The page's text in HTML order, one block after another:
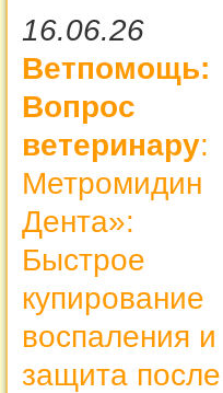
16.06.26
Ветпомощь:
Вопрос
ветеринару:
Метромидин
Дента»:
Быстрое
купирование
воспаления и
защита после